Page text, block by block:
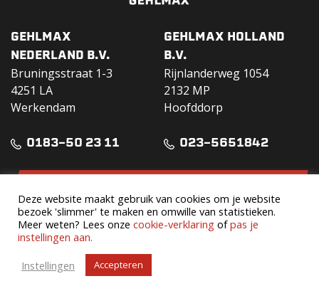
GEHLMAX
NEDERLAND B.V.
Bruningsstraat 1-3
4251 LA
Werkendam
0183-50 23 11
GEHLMAX HOLLAND
B.V.
Rijnlanderweg 1054
2132 MP
Hoofddorp
023-5651842
Huurvoorwaarden
Verzekeringsvoorwaarden
Volg ons op social media
Deze website maakt gebruik van cookies om je website
bezoek 'slimmer' te maken en omwille van statistieken.
Meer weten? Lees onze cookie-verklaring ofpas je
instellingen aan.
Instellingen
Accepteren